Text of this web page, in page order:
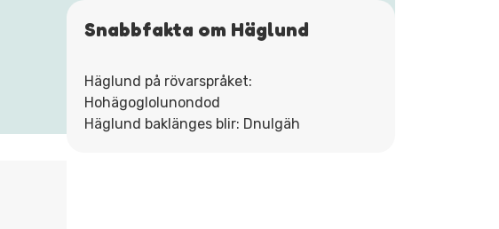
Snabbfakta om Häglund
Häglund på rövarspråket:
Hohägoglolunondod
Häglund baklänges blir: Dnulgäh